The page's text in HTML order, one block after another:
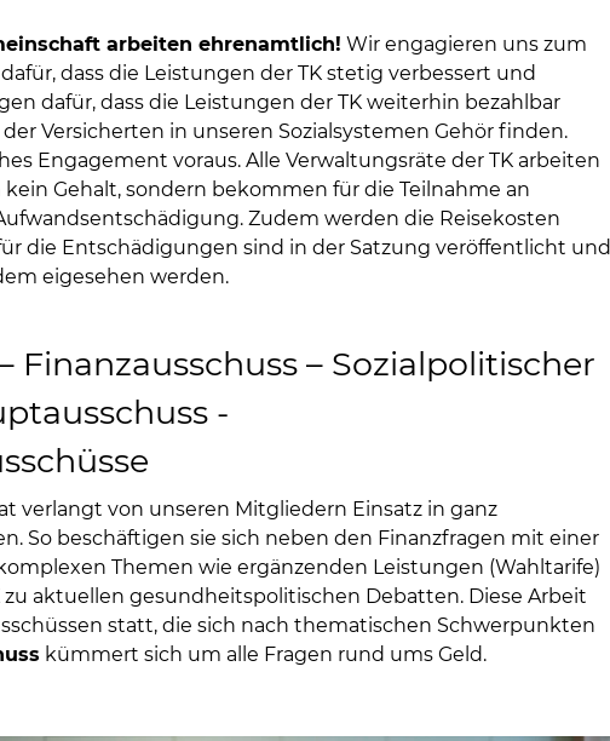
arbeiten ehrenamtlich! Wir engagieren uns zum
dass die Leistungen der TK stetig verbessert und
dafür, dass die Leistungen der TK weiterhin bezahlbar
Versicherten in unseren Sozialsystemen Gehör finden.
Engagement voraus. Alle Verwaltungsräte der TK arbeiten
Gehalt, sondern bekommen für die Teilnahme an
Zudem werden die Reisekosten
die Entschädigungen sind in der Satzung veröffentlicht und
eigesehen werden.
Finanzausschuss – Sozialpolitischer
-
verlangt von unseren Mitgliedern Einsatz in ganz
So beschäftigen sie sich neben den Finanzfragen mit einer
Themen wie ergänzenden Leistungen (Wahltarife)
zu aktuellen gesundheitspolitischen Debatten. Diese Arbeit
statt, die sich nach thematischen Schwerpunkten
kümmert sich um alle Fragen rund ums Geld.